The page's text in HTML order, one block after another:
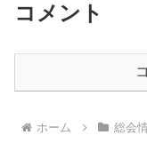
コメント
ホーム 総会